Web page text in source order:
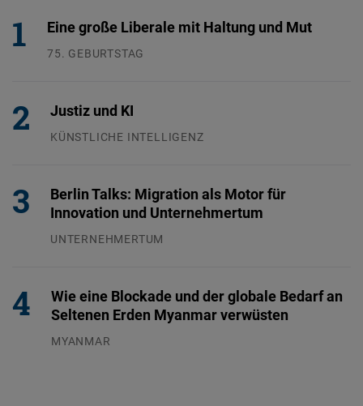
Eine große Liberale mit Haltung und Mut
75. GEBURTSTAG
Justiz und KI
KÜNSTLICHE INTELLIGENZ
Berlin Talks: Migration als Motor für
Innovation und Unternehmertum
UNTERNEHMERTUM
Wie eine Blockade und der globale Bedarf an
Seltenen Erden Myanmar verwüsten
MYANMAR